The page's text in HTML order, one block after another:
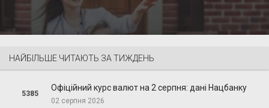
НАЙБІЛЬШЕ ЧИТАЮТЬ ЗА ТИЖДЕНЬ
5385
Офіційний курс валют на 2 серпня: дані Нацбанку
02 серпня 2026